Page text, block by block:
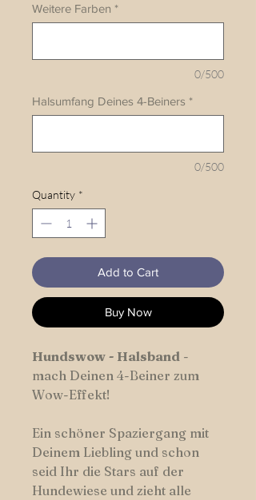
Weitere Farben *
0/500
Halsumfang Deines 4-Beiners *
0/500
Quantity *
Add to Cart
Buy Now
Hundswow - Halsband -
mach Deinen 4-Beiner zum
Wow-Effekt!
Ein schöner Spaziergang mit
Deinem Liebling und schon
seid Ihr die Stars auf der
Hundewiese und zieht alle